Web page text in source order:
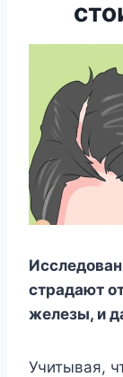
страдают
железы, и
Учитывaя,